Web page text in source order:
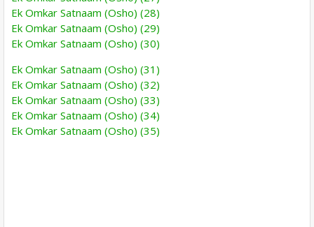
Ek Omkar Satnaam (Osho) (28)
Ek Omkar Satnaam (Osho) (29)
Ek Omkar Satnaam (Osho) (30)
Ek Omkar Satnaam (Osho) (31)
Ek Omkar Satnaam (Osho) (32)
Ek Omkar Satnaam (Osho) (33)
Ek Omkar Satnaam (Osho) (34)
Ek Omkar Satnaam (Osho) (35)